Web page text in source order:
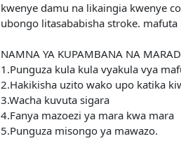
kwenye damu na likaingia kwenye
ubongo litasababisha stroke. mafuta
NAMNA YA KUPAMBANA NA
1.Punguza kula kula vyakula vya
2.Hakikisha uzito wako upo katika
3.Wacha kuvuta sigara
4.Fanya mazoezi ya mara kwa mara
5.Punguza misongo ya mawazo.